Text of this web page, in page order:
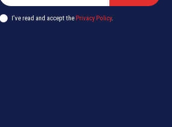
I've read and accept thePrivacy Policy.